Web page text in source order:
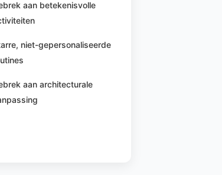
aan betekenisvolle
niet-gepersonaliseerde
aan architecturale